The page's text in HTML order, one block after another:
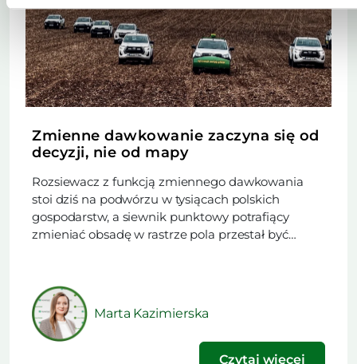
Zmienne dawkowanie zaczyna się od
decyzji, nie od mapy
Rozsiewacz z funkcją zmiennego dawkowania
stoi dziś na podwórzu w tysiącach polskich
gospodarstw, a siewnik punktowy potrafiący
zmieniać obsadę w rastrze pola przestał być
technologia ma obniżyć koszt nawożenia, czy
podnieść plon. Ten artykuł powstał na podstawie
materiału opublikowanego w najnowszym
wydaniu naszego […]
Marta Kazimierska
Czytaj więcej